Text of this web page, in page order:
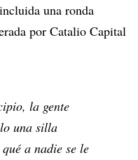
una ronda
por Catalio Capital
la gente
una silla
a nadie se le